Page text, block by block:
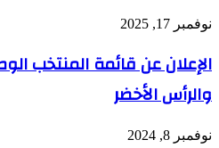
نوفمبر 17, 2025
الإعلان عن قائمة المنتخب
والرأس الأخضر
نوفمبر 8, 2024